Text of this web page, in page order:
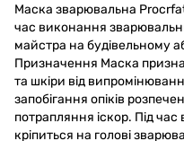
Маска зварювальна
час виконання
майстра на будівельному
Призначення Маска
та шкіри від
запобігання опіків
потрапляння іскор. Під
кріпиться на голові